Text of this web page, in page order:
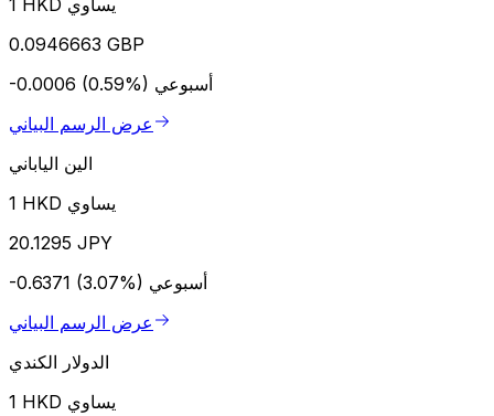
0.0946663 GBP
-0.0006 (0.59%) أسبوعي
عرض الرسم البياني
الين الياباني
1 HKD يساوي
20.1295 JPY
-0.6371 (3.07%) أسبوعي
عرض الرسم البياني
الدولار الكندي
1 HKD يساوي